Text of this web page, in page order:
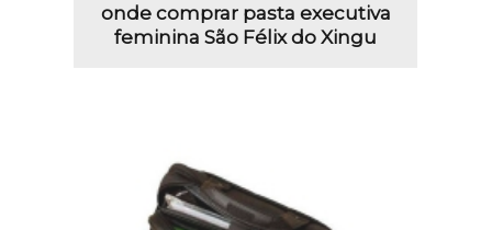
onde comprar pasta executiva
feminina São Félix do Xingu